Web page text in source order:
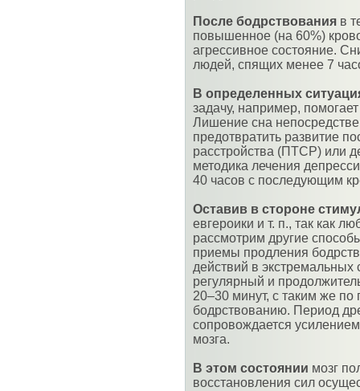
После бодрствования в
повышенное (на 60%)
агрессивное состояние.
людей, спящих менее 7
В определенных
задачу, например,
Лишение сна
предотвратить развитие
расстройства (ПТСР) или
методика лечения
40 часов с последующим
Оставив в стороне
евгероики и т. п., так как
рассмотрим другие
приемы продления
действий в экстремальных
регулярный и
20–30 минут, с таким же
бодрствованию. Период
сопровождается
мозга.
В этом состоянии мозг
восстановления сил